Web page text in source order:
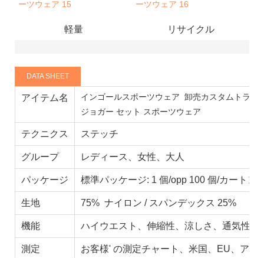
軽量 リサイクル
DATA SHEET
アイテム名 インゴールスポーツウェア 卸売カスタムトラッ
ジョガー セット スポーツウェア
テクニクス ステッチ
グループ レディース、女性、大人
パッケージ 標準パッケージ: 1 個/opp 100 個/カートン
生地 75% ナイロン / スパンデックス 25%
機能 ハイウエスト、伸縮性、涼しさ、通気性
測定 お客様' の測定チャート、米国、EU、アジ